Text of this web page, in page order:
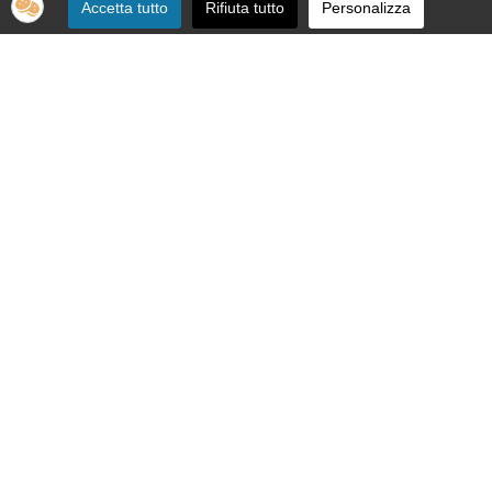
Accetta tutto Rifiuta tutto Personalizza